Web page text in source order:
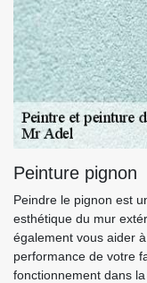
Peinture pignon
Peindre le pignon est
esthétique du mur
également vous aider
performance de votre
fonctionnement dans